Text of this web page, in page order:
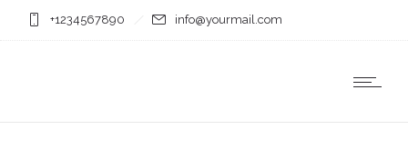
+1234567890 info@yourmail.com